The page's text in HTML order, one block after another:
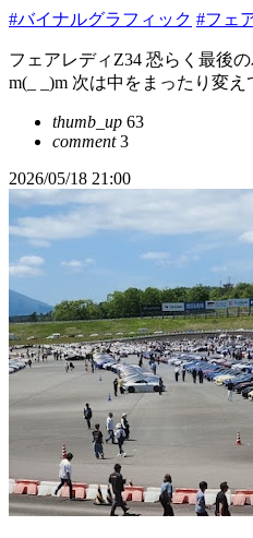
#バイナルグラフィック #フェ
フェアレディZ34 恐らく最後
m(_ _)m 次は中をまったり変
thumb_up 63
comment3
2026/05/18 21:00